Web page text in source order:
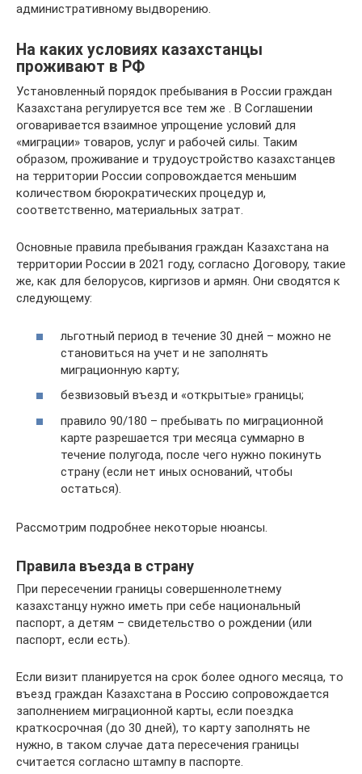
административному выдворению.
На каких условиях казахстанцы
проживают в РФ
Установленный порядок пребывания в России граждан
Казахстана регулируется все тем же . В Соглашении
оговаривается взаимное упрощение условий для
«миграции» товаров, услуг и рабочей силы. Таким
образом, проживание и трудоустройство казахстанцев
на территории России сопровождается меньшим
количеством бюрократических процедур и,
соответственно, материальных затрат.
Основные правила пребывания граждан Казахстана на
территории России в 2021 году, согласно Договору, такие
же, как для белорусов, киргизов и армян. Они сводятся к
следующему:
льготный период в течение 30 дней – можно не
становиться на учет и не заполнять
миграционную карту;
безвизовый въезд и «открытые» границы;
правило 90/180 – пребывать по миграционной
карте разрешается три месяца суммарно в
течение полугода, после чего нужно покинуть
страну (если нет иных оснований, чтобы
остаться).
Рассмотрим подробнее некоторые нюансы.
Правила въезда в страну
При пересечении границы совершеннолетнему
казахстанцу нужно иметь при себе национальный
паспорт, а детям – свидетельство о рождении (или
паспорт, если есть).
Если визит планируется на срок более одного месяца, то
въезд граждан Казахстана в Россию сопровождается
заполнением миграционной карты, если поездка
краткосрочная (до 30 дней), то карту заполнять не
нужно, в таком случае дата пересечения границы
считается согласно штампу в паспорте.